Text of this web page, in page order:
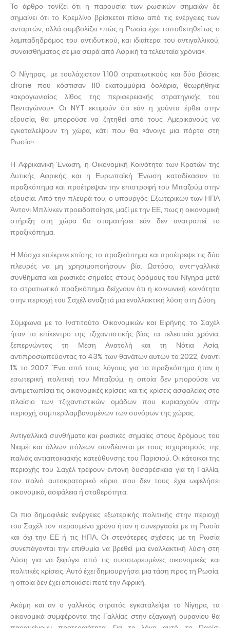
Το άρθρο τονίζει ότι η παρουσία των ρωσικών σημαιών δε
σημαίνει ότι το Κρεμλίνο βρίσκεται πίσω από τις ενέργειες των
ανταρτών, αλλά συμβολίζει «πώς η Ρωσία έχει τοποθετηθεί ως ο
λαμπαδηδρόμος του αντιδυτικού, και ιδιαίτερα του αντιγαλλικού,
συναισθήματος σε μια σειρά από Αφρική τα τελευταία χρόνια».
Ο Νίγηρας, με τουλάχιστον 1.100 στρατιωτικούς και δύο βάσεις
drone που κόστισαν 110 εκατομμύρια δολάρια, θεωρήθηκε
«ακρογωνιαίος λίθος της περιφερειακής στρατηγικής του
Πενταγώνου». Οι NYT εκτιμούν ότι εάν η χούντα έρθει στην
εξουσία, θα μπορούσε να ζητηθεί από τους Αμερικανούς να
εγκαταλείψουν τη χώρα, κάτι που θα «άνοιγε μια πόρτα στη
Ρωσία».
Η Αφρικανική Ένωση, η Οικονομική Κοινότητα των Κρατών της
Δυτικής Αφρικής και η Ευρωπαϊκή Ένωση καταδίκασαν το
πραξικόπημα και προέτρεψαν την επιστροφή του Μπαζούμ στην
εξουσία. Από την πλευρά του, ο υπουργός Εξωτερικών των ΗΠΑ
Άντονι Μπλίνκεν προειδοποίησε, μαζί με την ΕΕ, πως η οικονομική
στήριξη στη χώρα θα σταματήσει εάν δεν ανατραπεί το
πραξικόπημα.
Η Μόσχα επέκρινε επίσης το πραξικόπημα και προέτρεψε τις δύο
πλευρές να μη χρησιμοποιήσουν βία. Ωστόσο, αντι-γαλλικά
συνθήματα και ρωσικές σημαίες στους δρόμους του Νίγηρα μετά
το στρατιωτικό πραξικόπημα δείχνουν ότι η κοινωνική κοινότητα
στην περιοχή του Σαχέλ αναζητά μια εναλλακτική λύση στη Δύση.
Σύμφωνα με το Ινστιτούτο Οικονομικών και Ειρήνης, το Σαχέλ
ήταν το επίκεντρο της τζιχαντιστικής βίας τα τελευταία χρόνια,
ξεπερνώντας τη Μέση Ανατολή και τη Νότια Ασία,
αντιπροσωπεύοντας το 43% των θανάτων αυτών το 2022, έναντι
1% το 2007. Ένα από τους λόγους για το πραξικόπημα ήταν η
εσωτερική πολιτική του Μπαζούμ, η οποία δεν μπορούσε να
αντιμετωπίσει τις οικονομικές κρίσεις και τις κρίσεις ασφαλείας στο
πλαίσιο των τζιχαντιστικών ομάδων που κυριαρχούν στην
περιοχή, συμπεριλαμβανομένων των συνόρων της χώρας.
Αντιγαλλικά συνθήματα και ρωσικές σημαίες στους δρόμους του
Νιαμέι και άλλων πόλεων συνδέονται με τους ισχυρισμούς της
παλιάς αντιαποικιακής κατεύθυνσης του Παρισιού. Οι κάτοικοι της
περιοχής του Σαχέλ τρέφουν έντονη δυσαρέσκεια για τη Γαλλία,
τον παλιό αυτοκρατορικό κύριο που δεν τους έχει ωφελήσει
οικονομικά, ασφάλεια ή σταθερότητα.
Οι πιο δημοφιλείς ενέργειες εξωτερικής πολιτικής στην περιοχή
του Σαχέλ τον περασμένο χρόνο ήταν η συνεργασία με τη Ρωσία
και όχι την ΕΕ ή τις ΗΠΑ. Οι στενότερες σχέσεις με τη Ρωσία
συνεπάγονται την επιθυμία να βρεθεί μια εναλλακτική λύση στη
Δύση για να ξεφύγει από τις συσσωρευμένες οικονομικές και
πολιτικές κρίσεις. Αυτό έχει δημιουργήσει μια τάση προς τη Ρωσία,
η οποία δεν έχει αποικίσει ποτέ την Αφρική.
Ακόμη και αν ο γαλλικός στρατός εγκαταλείψει το Νίγηρα, τα
οικονομικά συμφέροντα της Γαλλίας στην εξαγωγή ουρανίου θα